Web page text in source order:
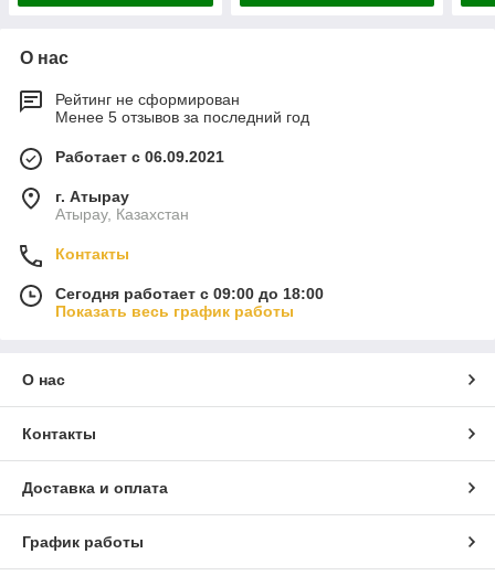
О нас
Рейтинг не сформирован
Менее 5 отзывов за последний год
Работает с 06.09.2021
г. Атырау
Атырау, Казахстан
Контакты
Сегодня работает с 09:00 до 18:00
Показать весь график работы
О нас
Контакты
Доставка и оплата
График работы